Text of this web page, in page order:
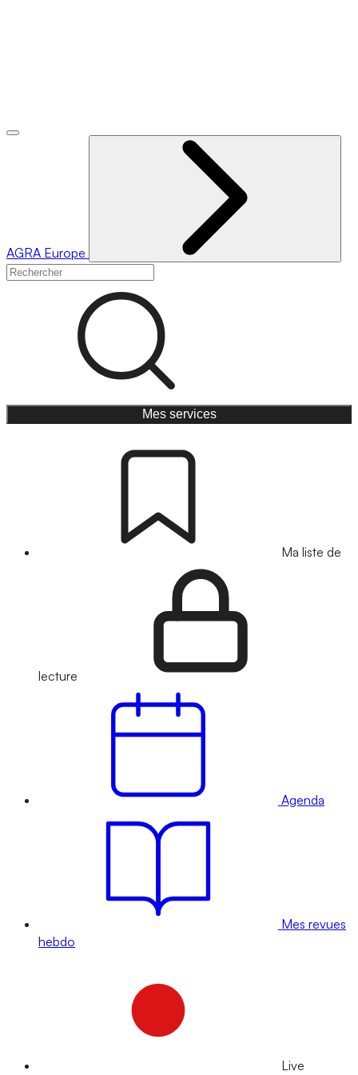
AGRA Europe
Mes services
Ma liste de
lecture
Agenda
Mes revues
hebdo
Live